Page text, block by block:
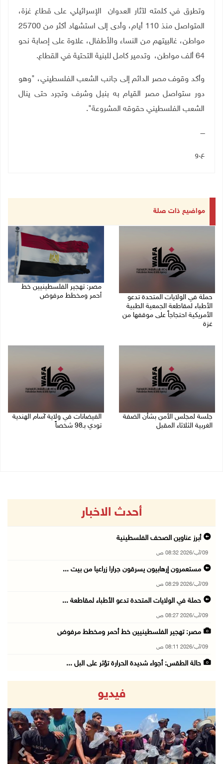
وتطرق في كلمته لآثار العدوان الإسرائيلي على قطاع غزة،
المتواصل منذ 110 أيام، وأدى إلى استشهاد أكثر من 25700
مواطن، غالبيتهم من النساء والأطفال، علاوة على إصابة نحو
64 ألف مواطن، وتدمير كامل للبنية التحتية في القطاع.
وأكد وقوف مصر الدائم إلى جانب الشعب الفلسطيني، "وهو
دور ستواصل مصر القيام به بنبل وشرف وتجرد حتى ينال
الشعب الفلسطيني حقوقه المشروعة".
ــــ
ع.و
مواضيع ذات صلة
حملة في الولايات المتحدة تدعو
الأطباء لمقاطعة الجمعية الطبية
الأمريكية احتجاجاً على موقفها من
غزة
مصر: تهجير الفلسطينيين خط
أحمر ومخطط مرفوض
جلسة لمجلس الأمن بشأن الضفة
الغربية الثلاثاء المقبل
الفيضانات في ولاية آسام الهندية
تودي بـ98 شخصاً
أحدث الاخبار
أبرز عناوين الصحف الفلسطينية
09/آب/2026 08:32 ص
مستعمرون إرهابيون يسرقون جرارا زراعيا من بيت ...
09/آب/2026 08:29 ص
حملة في الولايات المتحدة تدعو الأطباء لمقاطعة ...
09/آب/2026 08:27 ص
مصر: تهجير الفلسطينيين خط أحمر ومخطط مرفوض
09/آب/2026 08:11 ص
حالة الطقس: أجواء شديدة الحرارة تؤثر على البل ...
تواصل انتهاكات الاحتلال والمستعمرين: إصابات و ...
08/آب/2026 11:56 م
إصابات بالاختناق في مخيم الدهيشة والاحتلال يق ...
08/آب/2026 11:05 م
قوات الاحتلال تقتحم مدينة البيرة
فيديو
Next